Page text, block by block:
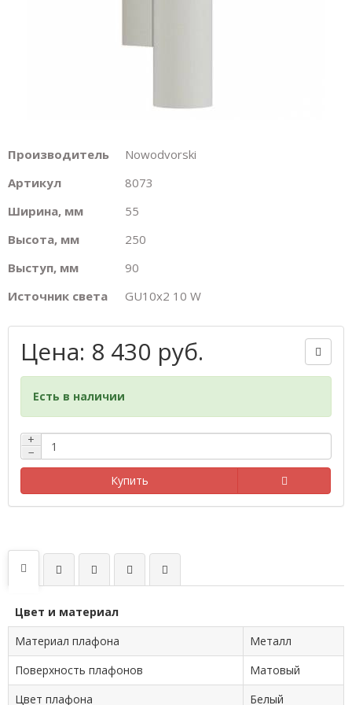
Производитель
Nowodvorski
Артикул
8073
Ширина, мм
55
Высота, мм
250
Выступ, мм
90
Источник света
GU10х2 10 W
Цена: 8 430 руб.
Есть в наличии
+
−
Купить
Цвет и материал
Материал плафона
Металл
Поверхность плафонов
Матовый
Цвет плафона
Белый